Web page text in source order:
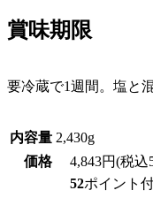
賞味期限
要冷蔵で1週間。塩と
内容量 2,430g
価格
4,843円(税込
52ポイント